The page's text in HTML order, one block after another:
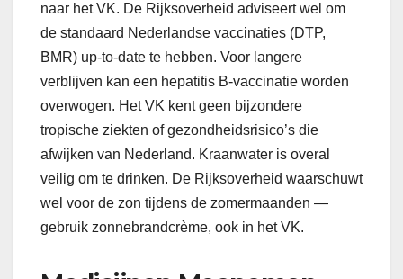
naar het VK. De Rijksoverheid adviseert wel om
de standaard Nederlandse vaccinaties (DTP,
BMR) up-to-date te hebben. Voor langere
verblijven kan een hepatitis B-vaccinatie worden
overwogen. Het VK kent geen bijzondere
tropische ziekten of gezondheidsrisico’s die
afwijken van Nederland. Kraanwater is overal
veilig om te drinken. De Rijksoverheid waarschuwt
wel voor de zon tijdens de zomermaanden —
gebruik zonnebrandcrème, ook in het VK.